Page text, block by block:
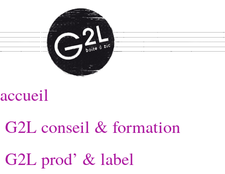
accueil
G2L conseil & formation
G2L prod’ & label